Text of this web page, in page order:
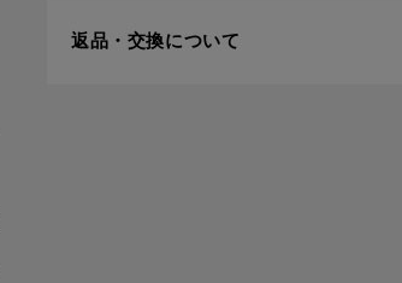
返品・交換について